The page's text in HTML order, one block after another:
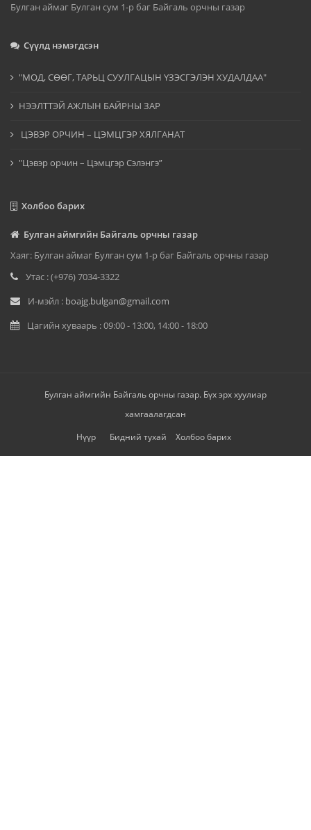
Булган аймаг Булган сум 1-р баг Байгаль орчны газар
Сүүлд нэмэгдсэн
"МОД, СӨӨГ, ТАРЬЦ СУУЛГАЦЫН ҮЗЭСГЭЛЭН ХУДАЛДАА"
НЭЭЛТТЭЙ АЖЛЫН БАЙРНЫ ЗАР
ЦЭВЭР ОРЧИН – ЦЭМЦГЭР ХЯЛГАНАТ
"Цэвэр орчин – Цэмцгэр Сэлэнгэ”
Холбоо барих
Булган аймгийн Байгаль орчны газар
Хаяг: Булган аймаг Булган сум 1-р баг Байгаль орчны газар
Утас : (+976) 7034-3322
И-мэйл : boajg.bulgan@gmail.com
Цагийн хуваарь : 09:00 - 13:00, 14:00 - 18:00
Булган аймгийн Байгаль орчны газар. Бүх эрх хуулиар
хамгаалагдсан
Нүүр
Бидний тухай Холбоо барих